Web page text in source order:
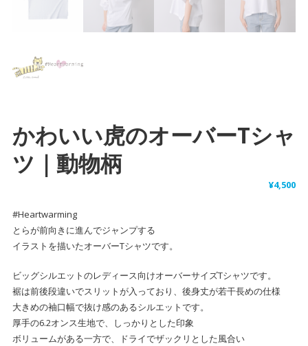
かわいい虎のオーバーTシャ
ツ｜動物柄
¥4,500
#Heartwarming
とらが前向きに進んでジャンプする
イラストを描いたオーバーTシャツです。
ビッグシルエットのレディース向けオーバーサイズTシャツです。
裾は前後段違いでスリットが入っており、後身丈が若干長めの仕様
大きめの袖口幅で抜け感のあるシルエットです。
厚手の6.2オンス生地で、しっかりとした印象
ボリュームがある一方で、ドライでザックリとした風合い